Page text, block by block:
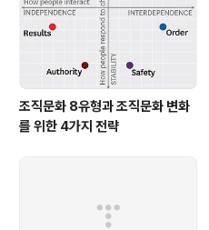
조직문화 8유형과 조직문화 변화
를 위한 4가지 전략